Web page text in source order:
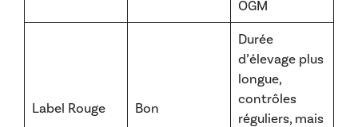
OGM
Label Rouge Bon
Durée
d’élevage plus
longue,
contrôles
réguliers, mais